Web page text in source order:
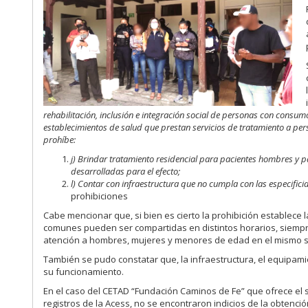
rehabilitación, inclusión e integración social de personas con
establecimientos de salud que prestan servicios de tratamiento a
prohíbe:
j) Brindar tratamiento residencial para pacientes hombres y
desarrolladas para el efecto;
l) Contar con infraestructura que no cumpla con las
prohibiciones
Cabe mencionar que, si bien es cierto la prohibición
comunes pueden ser compartidas en distintos horarios,
atención a hombres, mujeres y menores de edad en el mismo
También se pudo constatar que, la infraestructura, el
su funcionamiento.
En el caso del CETAD “Fundación Caminos de Fe” que
registros de la Acess, no se encontraron indicios de la